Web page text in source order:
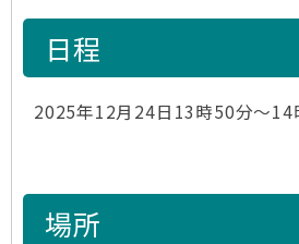
日程
2025年12月24日13時50分～14
場所